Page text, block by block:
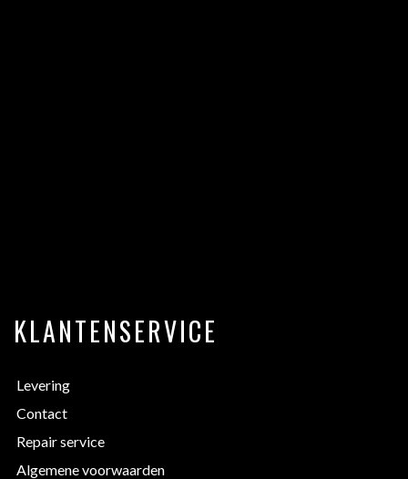
KLANTENSERVICE
Levering
Contact
Repair service
Algemene voorwaarden